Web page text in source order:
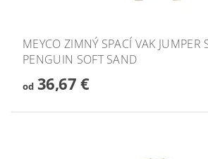
MEYCO ZIMNÝ SPACÍ VAK JUMPER
PENGUIN SOFT SAND
od36,67 €